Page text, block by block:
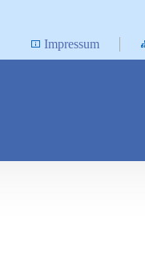
Impressum